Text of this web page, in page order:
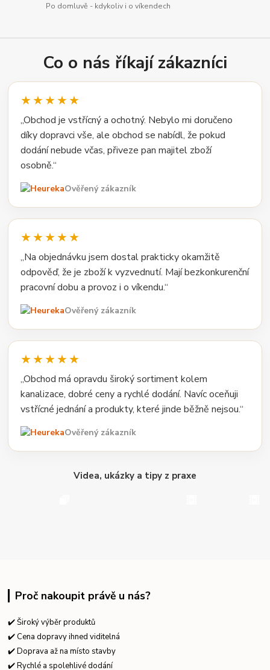
Po domluvě - kdykoliv i o víkendech
Co o nás říkají zákazníci
★★★★★
„Obchod je vstřícný a ochotný. Nebylo mi doručeno
díky dopravci vše, ale obchod se nabídl, že pokud
dodání nebude včas, přiveze pan majitel zboží
osobně.“
Ověřený zákazník
★★★★★
„Na objednávku jsem dostal prakticky okamžitě
odpověď, že je zboží k vyzvednutí. Mají bezkonkurenční
pracovní dobu a provoz i o víkendu.“
Ověřený zákazník
★★★★★
„Obchod má opravdu široký sortiment kolem
kanalizace, dobré ceny a rychlé dodání. Navíc oceňuji
vstřícné jednání a produkty, které jinde běžně nejsou.“
Ověřený zákazník
Videa, ukázky a tipy z praxe
Proč nakoupit právě u nás?
✔️ Široký výběr produktů
✔️ Cena dopravy ihned viditelná
✔️ Doprava až na místo stavby
✔️ Rychlé a spolehlivé dodání